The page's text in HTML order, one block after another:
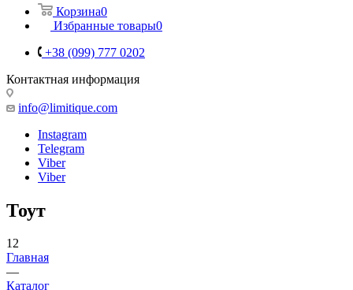
Корзина0
Избранные товары0
+38 (099) 777 0202
Контактная информация
info@limitique.com
Instagram
Telegram
Viber
Viber
Тоут
12
Главная
—
Каталог